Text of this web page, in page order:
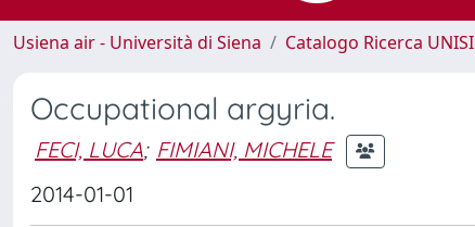
Usiena air - Università di Siena Catalogo Ricerca UNISI
Occupational argyria.
FECI, LUCA; FIMIANI, MICHELE
2014-01-01